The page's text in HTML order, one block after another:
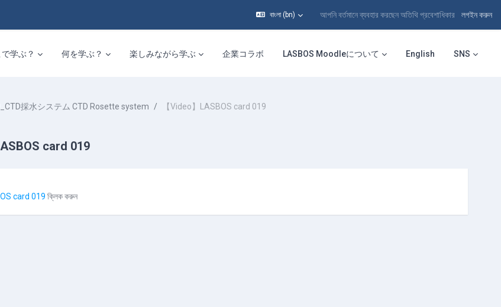
বাংলা ‎(bn)‎ আপনি বর্তমানে ব্যবহার করছেন অতিথি প্রবেশাধিকার লগইন করুন
で学ぶ？ 何を学ぶ？ 楽しみながら学ぶ 企業コラボ LASBOS Moodleについて English SNS
採水システム CTD Rosette system 【Video】LASBOS card 019
card 019
card 019 ক্লিক করুন